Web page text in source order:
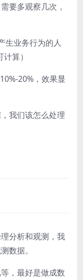
要多观察几次，
生业务行为的人
计算）
20%，效果显
我们该怎么处理
分析和观测，我
数据。
，最好是做成数